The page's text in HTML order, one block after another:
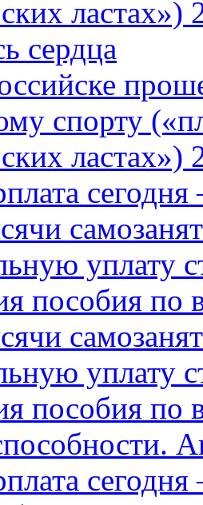
сердца
спорту
ластах»)
уплату
пособия по
уплату
пособия по